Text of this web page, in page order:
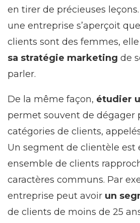
en tirer de précieuses
une entreprise s’aperçoit
clients sont des femmes,
sa stratégie marketing de
parler.
De la même façon, étudier
permet souvent de dégager
catégories de clients,
Un segment de clientèle est
ensemble de clients
caractères communs. Par
entreprise peut avoir un
de clients de moins de 25